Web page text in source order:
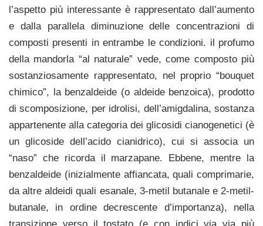
l’aspetto più interessante è rappresentato dall’aumento
e dalla parallela diminuzione delle concentrazioni di
composti presenti in entrambe le condizioni. il profumo
della mandorla “al naturale” vede, come composto più
sostanziosamente rappresentato, nel proprio “bouquet
chimico”, la benzaldeide (o aldeide benzoica), prodotto
di scomposizione, per idrolisi, dell’amigdalina, sostanza
appartenente alla categoria dei glicosidi cianogenetici (è
un glicoside dell’acido cianidrico), cui si associa un
“naso” che ricorda il marzapane. Ebbene, mentre la
benzaldeide (inizialmente affiancata, quali comprimarie,
da altre aldeidi quali esanale, 3-metil butanale e 2-metil-
butanale, in ordine decrescente d’importanza), nella